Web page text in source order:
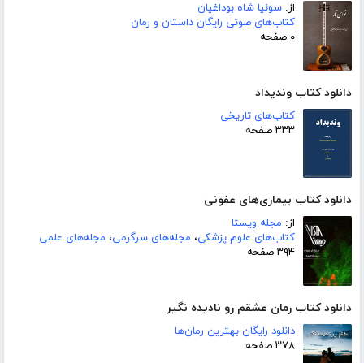
از: سونیا شاه بوداغیان
کتاب‌های صوتی رایگان داستان و رمان
۰ صفحه
دانلود کتاب وندیداد
کتاب‌های تاریخی
۳۳۳ صفحه
دانلود کتاب بیماری‌های عفونی
از: مجله ویستا
کتاب‌های علوم پزشکی، مجله‌های سرگرمی، مجله‌های علمی
۳۹۴ صفحه
دانلود کتاب رمان عشقم رو نادیده نگیر
دانلود رایگان بهترین رمان‌ها
۳۷۸ صفحه